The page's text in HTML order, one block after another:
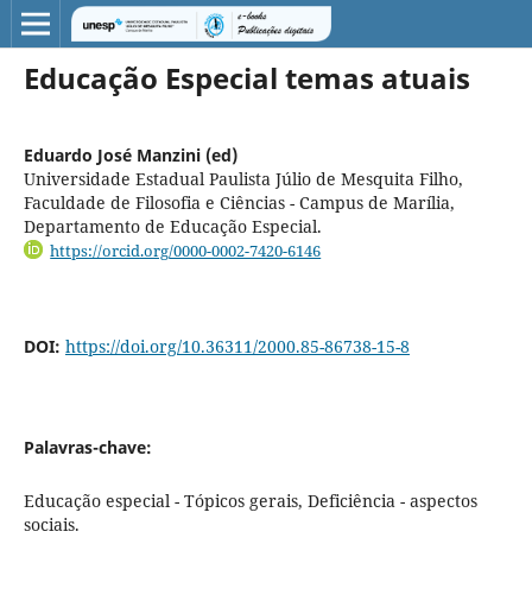
Educação Especial temas atuais
Eduardo José Manzini (ed)
Universidade Estadual Paulista Júlio de Mesquita Filho,
Faculdade de Filosofia e Ciências - Campus de Marília,
Departamento de Educação Especial.
https://orcid.org/0000-0002-7420-6146
DOI: https://doi.org/10.36311/2000.85-86738-15-8
Palavras-chave:
Educação especial - Tópicos gerais, Deficiência - aspectos
sociais.